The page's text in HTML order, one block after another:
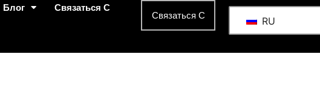
Блог Связаться С
Связаться С RU